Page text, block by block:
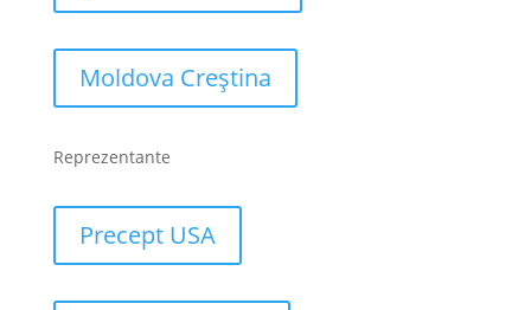
Moldova Creștina
Reprezentante
Precept USA